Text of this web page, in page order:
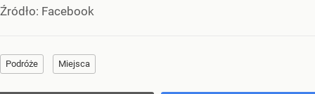
Źródło: Facebook
Podróże Miejsca